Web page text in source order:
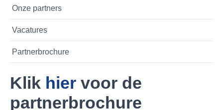
Onze partners
Vacatures
Partnerbrochure
Klik hier voor de
partnerbrochure